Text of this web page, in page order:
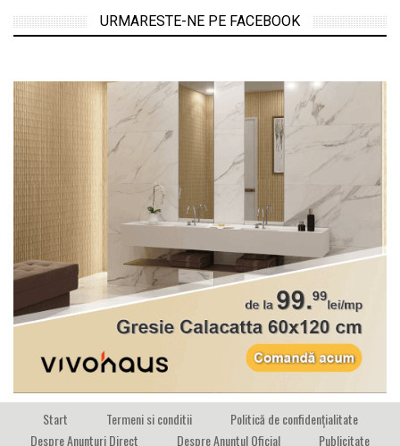
URMARESTE-NE PE FACEBOOK
Start Termeni si conditii
Politică de confidențialitate
Despre Anunturi Direct
Despre Anuntul Oficial
Publicitate